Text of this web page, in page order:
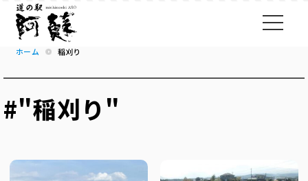
ホーム 稲刈り
#"稲刈り"